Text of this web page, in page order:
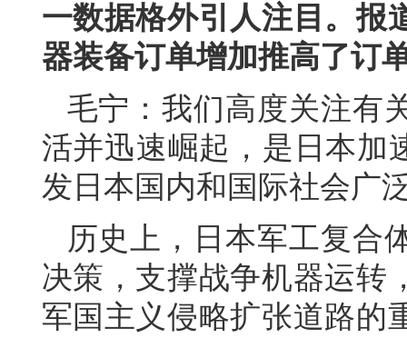
一数据格外引人注目。报
器装备订单增加推高了订
毛宁：我们高度关注有
活并迅速崛起，是日本加
发日本国内和国际社会广
历史上，日本军工复合
决策，支撑战争机器运转
军国主义侵略扩张道路的